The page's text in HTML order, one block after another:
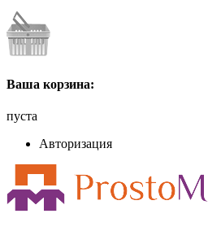
Ваша корзина:
пуста
Авторизация